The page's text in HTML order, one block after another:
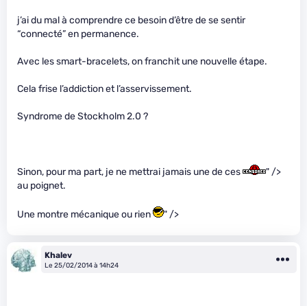
j’ai du mal à comprendre ce besoin d’être de se sentir
“connecté” en permanence.
Avec les smart-bracelets, on franchit une nouvelle étape.
Cela frise l’addiction et l’asservissement.
Syndrome de Stockholm 2.0 ?
Sinon, pour ma part, je ne mettrai jamais une de ces
" />
au poignet.
Une montre mécanique ou rien " />
Khalev
Le 25/02/2014 à 14h24